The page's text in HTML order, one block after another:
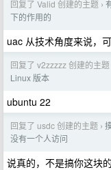
回复了 Valid 创建的主题 ›
下的作用的
uac 从技术角度来说，
回复了 v2zzzzz 创建的主题
Linux 版本
ubuntu 22
回复了 usdc 创建的主题 ›
没有一个人访问
说真的，不是搞你这块